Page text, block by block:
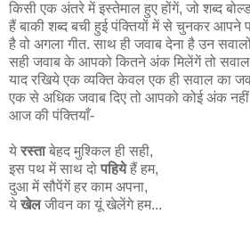
किसी एक अंतरे में इस्तेमाल हुए होंगें, जो शब्द
हैं बाकी शब्द बची हुई पंक्तियों में से चुनकर आपने
है वो अगला गीत. साथ ही जवाब देना है उन
सही जवाब के आपको कितने अंक मिलेंगें तो
याद रखिये एक व्यक्ति केवल एक ही सवाल का
एक से अधिक जवाब दिए तो आपको कोई अंक नहीं
आज की पंक्तियाँ-
येरस्ताबेहद मुश्किल ही सही,
इस पथ में साथ दोपहियेहैं हम,
दुआ में सौपेंगें हर काम अपना,
येखेलजीवन का यूं खेलेंगे हम...